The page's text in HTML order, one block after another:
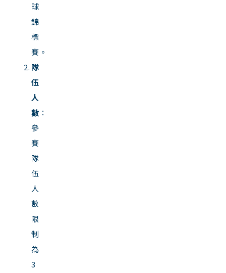
球
錦
標
賽。
隊
伍
人
數 ：
參
賽
隊
伍
人
數
限
制
為
3